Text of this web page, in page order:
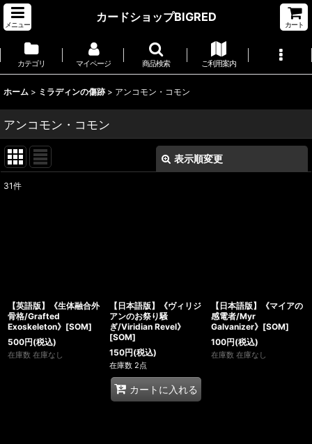
メニュー
カードショップBIGRED
カート
カテゴリ マイページ 商品検索 ご利用案内
ホーム > ミラディンの傷跡 > アンコモン・コモン
アンコモン・コモン
表示順変更
31件
【英語版】《生体融合外
骨格/Grafted
Exoskeleton》[SOM]
500円(税込)
在庫数 在庫なし
【日本語版】《ヴィリジ
アンのお祭り騒
ぎ/Viridian Revel》
[SOM]
150円(税込)
在庫数 2点
カートに入れる
【日本語版】《マイアの
感電者/Myr
Galvanizer》[SOM]
100円(税込)
在庫数 在庫なし